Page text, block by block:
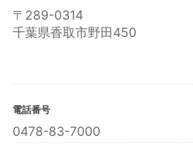
〒 289-0314
千葉県香取市野田450
電話番号
0478-83-7000